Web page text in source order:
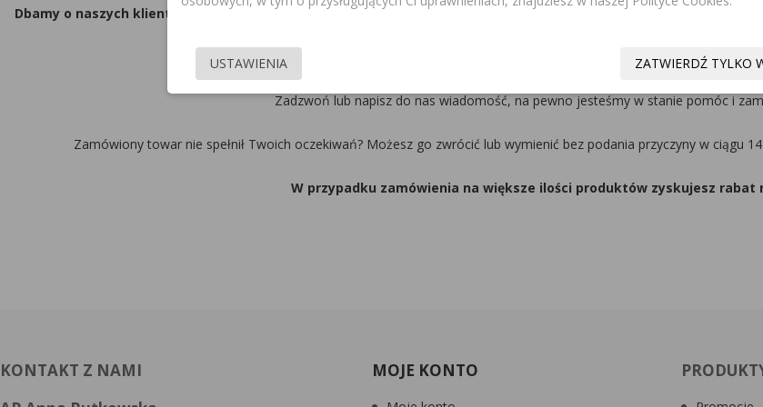
Dbamy o naszych klientów i ich zadowolenie.
Najważniejsi dla nas jesteście Wy - nasi klienci, więc dbamy o Wasze
Przyjmujemy zamówienia na produkty, których nie mamy w
Zadzwoń lub napisz do nas wiadomość, na pewno jesteśmy w stanie pomóc i
Zamówiony towar nie spełnił Twoich oczekiwań? Możesz go zwrócić lub wymienić bez podania przyczyny w ciągu
W przypadku zamówienia na większe ilości produktów zyskujesz rabat
KONTAKT Z NAMI
MOJE KONTO
USTAWIENIA ZATWIERDŹ TYLKO